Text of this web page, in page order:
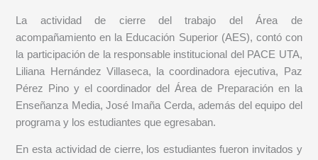
La actividad de cierre del trabajo del Área de
acompañamiento en la Educación Superior (AES), contó con
la participación de la responsable institucional del PACE UTA,
Liliana Hernández Villaseca, la coordinadora ejecutiva, Paz
Pérez Pino y el coordinador del Área de Preparación en la
Enseñanza Media, José Imaña Cerda, además del equipo del
programa y los estudiantes que egresaban.
En esta actividad de cierre, los estudiantes fueron invitados y